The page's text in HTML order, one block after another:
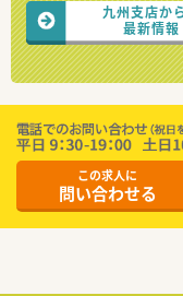
九州支店か
最新情報
この求人に
問い合わせる